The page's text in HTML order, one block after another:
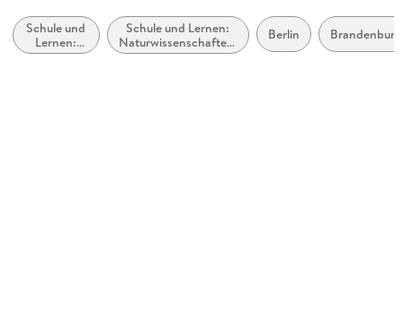
geheftet
Schulfach
Schule und
Lernen:
Geographie
Schule und Lernen:
Naturwissenschaften,
allgemein
Berlin Brandenburg